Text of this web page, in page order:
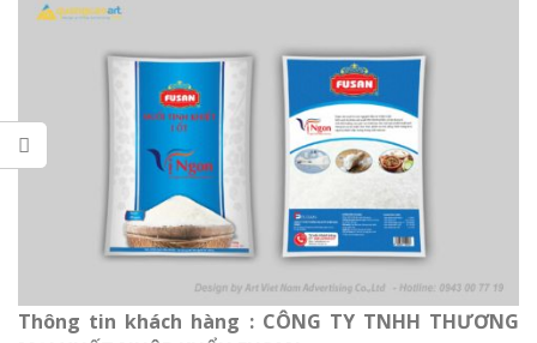
Thông tin khách hàng : CÔNG TY TNHH THƯƠNG